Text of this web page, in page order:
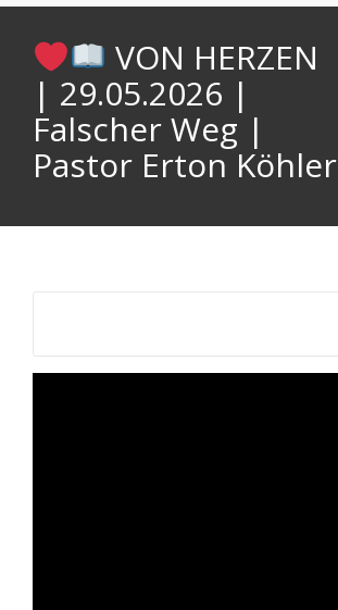
VON HERZEN
| 29.05.2026 |
Falscher Weg |
Pastor Erton Köhler